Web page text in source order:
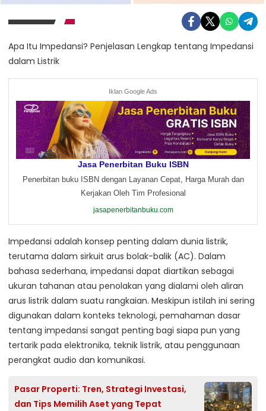
Apa Itu Impedansi? Penjelasan Lengkap tentang Impedansi
dalam Listrik
Iklan Google Ads
Jasa Penerbitan Buku ISBN
Penerbitan buku ISBN dengan Layanan Cepat, Harga Murah dan
Kerjakan Oleh Tim Profesional
jasapenerbitanbuku.com
Impedansi adalah konsep penting dalam dunia listrik,
terutama dalam sirkuit arus bolak-balik (AC). Dalam
bahasa sederhana, impedansi dapat diartikan sebagai
ukuran tahanan atau penolakan yang dialami oleh aliran
arus listrik dalam suatu rangkaian. Meskipun istilah ini sering
digunakan dalam konteks teknologi, pemahaman dasar
tentang impedansi sangat penting bagi siapa pun yang
tertarik pada elektronika, teknik listrik, atau penggunaan
perangkat audio dan komunikasi.
Pasar Properti: Tren, Strategi Investasi,
dan Tips Memilih Aset yang Tepat